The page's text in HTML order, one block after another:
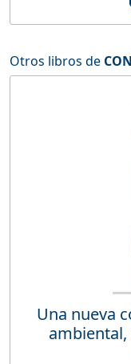
Otros libros de
Una nueva